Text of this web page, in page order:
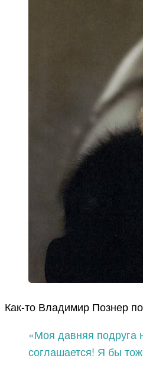
Как-то Владимир Познер
«Моя давняя подруга
соглашается! Я бы